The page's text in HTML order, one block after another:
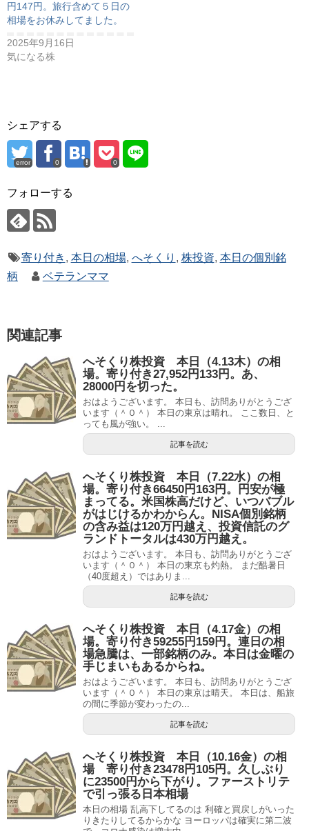
円147円。旅行含めて５日の
相場をお休みしてました。
2025年9月16日
気になる株
シェアする
error 0 0
フォローする
寄り付き , 本日の相場, へそくり , 株投資, 本日の個別銘
柄
ベテランママ
関連記事
へそくり株投資 本日（4.13木）の相
場。寄り付き27,952円133円。あ、
28000円を切った。
おはようございます。 本日も、訪問ありがとうござ
います（＾０＾） 本日の東京は晴れ。 ここ数日、と
っても風が強い。 ...
記事を読む
へそくり株投資 本日（7.22水）の相
場。寄り付き66450円163円。円安が極
まってる。米国株高だけど、いつバブル
がはじけるかわからん。NISA個別銘柄
の含み益は120万円越え、投資信託のグ
ランドトータルは430万円越え。
おはようございます。 本日も、訪問ありがとうござ
います（＾０＾） 本日の東京も灼熱。 まだ酷暑日
（40度超え）ではありま...
記事を読む
へそくり株投資 本日（4.17金）の相
場。寄り付き59255円159円。連日の相
場急騰は、一部銘柄のみ。本日は金曜の
手じまいもあるからね。
おはようございます。 本日も、訪問ありがとうござ
います（＾０＾） 本日の東京は晴天。 本日は、船旅
の間に季節が変わったの...
記事を読む
へそくり株投資 本日（10.16金）の相
場 寄り付き23478円105円。久しぶり
に23500円から下がり。ファーストリテ
で引っ張る日本相場
本日の相場 乱高下してるのは 利確と買戻しがいった
りきたりしてるからかな ヨーロッパは確実に第二波